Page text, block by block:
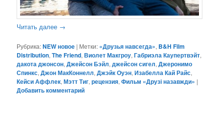
Читать далее →
Рубрика:NEW новое | Метки: «Друзья навсегда», B&H Film
Distribution,The Friend,Виолет Макгроу,Габриэла Каупертвэйт,
дакота джонсон,Джейсон Бэйл,джейсон сигел,Джеронимо
Спинкс,Джон МакКоннелл,Джэйк Оуэн,Изабелла Кай Райс,
Кейси Аффлек,Мэтт Тиг,рецензия,Фильм «Друзі назавжди» |
Добавить комментарий